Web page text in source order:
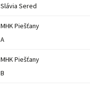
Slávia Sered
MHK Piešťany
A
MHK Piešťany
B